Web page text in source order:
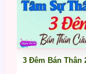
3 Đêm Bán Thân